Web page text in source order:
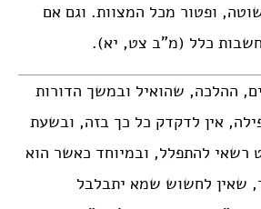
ופטור מכל המצוות. וגם אם
כלל (מ”ב צט, יא).
ההלכה, שהואיל ובמשך הדורות
אין לדקדק כל כך בזה, ובשעת
רשאי להתפלל, ובמיוחד כאשר הוא
שאין לחשוש שמא יתבלבל